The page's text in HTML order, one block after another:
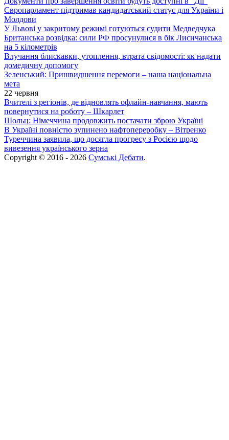
Європарламент підтримав кандидатський статус для України і
Молдови
У Львові у закритому режимі готуються судити Медведчука
Британська розвідка: сили РФ просунулися в бік Лисичанська
на 5 кілометрів
Влучання блискавки, утоплення, втрата свідомості: як надати
домедичну допомогу
Зеленський: Пришвидшення перемоги – наша національна
мета
22 червня
Вчителі з регіонів, де відновлять офлайн-навчання, мають
повернутися на роботу – Шкарлет
Шольц: Німеччина продовжить постачати зброю Україні
В Україні повністю зупинено нафтопереробку – Вітренко
Туреччина заявила, що досягла прогресу з Росією щодо
вивезення українського зерна
Copyright © 2016 - 2026 Сумські Дебати.